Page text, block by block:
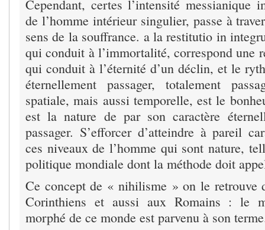
Cependant, certes l’intensité messianique
de l’homme intérieur singulier, passe à
sens de la souffrance. a la restitutio in
qui conduit à l’immortalité, correspond une
qui conduit à l’éternité d’un déclin, et le
éternellement passager, totalement
spatiale, mais aussi temporelle, est le
est la nature de par son caractère
passager. S’efforcer d’atteindre à pareil
ces niveaux de l’homme qui sont nature,
politique mondiale dont la méthode doit
Ce concept de « nihilisme » on le retrouve
Corinthiens et aussi aux Romains : le
morphé de ce monde est parvenu à son